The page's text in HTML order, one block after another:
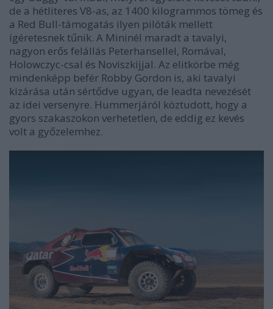
de a hétliteres V8-as, az 1400 kilogrammos tömeg és
a Red Bull-támogatás ilyen pilóták mellett
ígéretesnek tűnik. A Mininél maradt a tavalyi,
nagyon erős felállás Peterhansellel, Romával,
Holowczyc-csal és Noviszkijjal. Az elitkörbe még
mindenképp befér Robby Gordon is, aki tavalyi
kizárása után sértődve ugyan, de leadta nevezését
az idei versenyre. Hummerjáról köztudott, hogy a
gyors szakaszokon verhetetlen, de eddig ez kevés
volt a győzelemhez.